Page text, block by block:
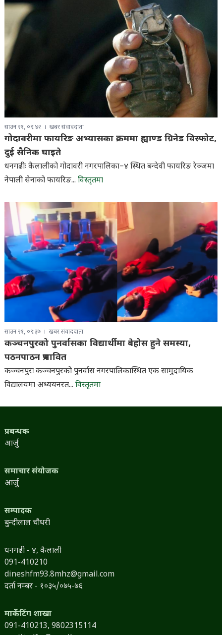
साउन २१, ०९:४२ खबर संवाददाता
गोदावरीमा फायरिङ अभ्यासका क्रममा ह्याण्ड ग्रिनेड विस्फोट,
दुई सैनिक घाइते
धनगढीः कैलालीको गोदावरी नगरपालिका–४ स्थित बन्देवी फायरिङ रेञ्जमा
नेपाली सेनाको फायरिङ... विस्तृतमा
साउन २१, ०९:३७ खबर संवाददाता
कञ्चनपुरको पुनर्वासका विद्यार्थीमा बेहोस हुने समस्या,
पठनपाठन प्रभावित
कञ्चनपुरः कञ्चनपुरको पुनर्वास नगरपालिकास्थित एक सामुदायिक
विद्यालयमा अध्ययनरत... विस्तृतमा
प्रबन्धक
आर्जु
समाचार संयोजक
आर्जु
सम्पादक
बुन्दीलाल चौधरी
धनगढी - ४, कैलाली
091-410210
dineshfm93.8mhz@gmail.com
दर्ता नम्बर - १०३५/०७५-७६
मार्केटिंग शाखा
091-410213, 9802315114